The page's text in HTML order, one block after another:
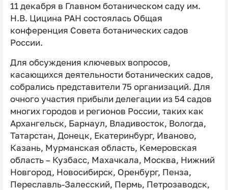
11 декабря в Главном ботаническом саду им.
Н.В. Цицина РАН состоялась Общая
конференция Совета ботанических садов
России.
Для обсуждения ключевых вопросов,
касающихся деятельности ботанических садов,
собрались представители 75 организаций. Для
очного участия прибыли делегации из 54 садов
многих городов и регионов России, таких как
Архангельск, Барнаул, Владивосток, Вологда,
Татарстан, Донецк, Екатеринбург, Иваново,
Казань, Мурманская область, Кемеровская
область – Кузбасс, Махачкала, Москва, Нижний
Новгород, Новосибирск, Оренбург, Пенза,
Переславль-Залесский, Пермь, Петрозаводск,